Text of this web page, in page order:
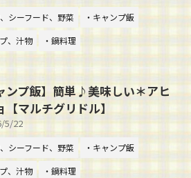
シーフード、野菜
・キャンプ飯
、汁物
・鍋料理
ンプ飯】簡単♪美味しい＊アヒ
【マルチグリドル】
5/22
シーフード、野菜
・キャンプ飯
、汁物
・鍋料理